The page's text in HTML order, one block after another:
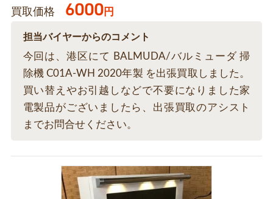
買取価格 6000円
担当バイヤーからのコメント
今回は、港区にて BALMUDA/バルミューダ 掃
除機 C01A-WH 2020年製 を出張買取しました。
買い替えやお引越しなどで不要になりました家
電製品がございましたら、出張買取のアシスト
までお問合せください。